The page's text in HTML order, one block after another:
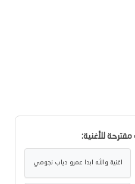
للأغنية:
اغنية والله ابدا عمرو دياب نجومي